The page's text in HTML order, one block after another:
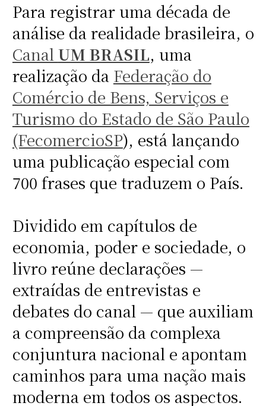
Para registrar uma década de
análise da realidade brasileira, o
CanalUM BRASIL, uma
realização da Federação do
Comércio de Bens, Serviços e
Turismo do Estado de São Paulo
(FecomercioSP), está lançando
uma publicação especial com
700 frases que traduzem o País.
Dividido em capítulos de
economia, poder e sociedade, o
livro reúne declarações —
extraídas de entrevistas e
debates do canal — que auxiliam
a compreensão da complexa
conjuntura nacional e apontam
caminhos para uma nação mais
moderna em todos os aspectos.